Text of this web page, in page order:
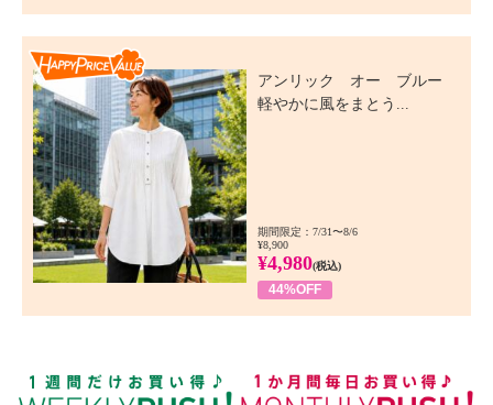
アンリック オー ブルー
軽やかに風をまとう...
期間限定：7/31〜8/6
¥8,900
¥4,980(税込)
44%OFF